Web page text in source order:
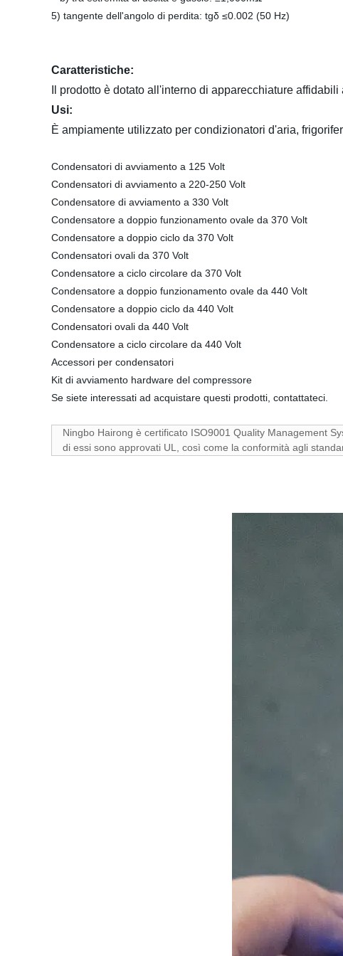
5) tangente dell'angolo di perdita: tgδ ≤0.002 (50 Hz)
Caratteristiche:
Il prodotto è dotato all'interno di apparecchiature
Usi:
È ampiamente utilizzato per condizionatori d'aria,
Condensatori di avviamento a 125 Volt
Condensatori di avviamento a 220-250 Volt
Condensatore di avviamento a 330 Volt
Condensatore a doppio funzionamento ovale da 370 Volt
Condensatore a doppio ciclo da 370 Volt
Condensatori ovali da 370 Volt
Condensatore a ciclo circolare da 370 Volt
Condensatore a doppio funzionamento ovale da 440 Volt
Condensatore a doppio ciclo da 440 Volt
Condensatori ovali da 440 Volt
Condensatore a ciclo circolare da 440 Volt
Accessori per condensatori
Kit di avviamento hardware del compressore
Se siete interessati ad acquistare questi prodotti, contattateci.
Ningbo Hairong è certificato ISO9001 Quality Management
di essi sono approvati UL, così come la conformità agli